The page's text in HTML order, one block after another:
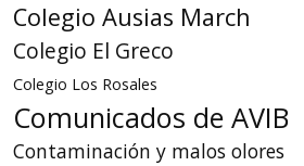
Colegio Ausias March
Colegio El Greco
Colegio Los Rosales
Comunicados de AVIB
Contaminación y malos olores